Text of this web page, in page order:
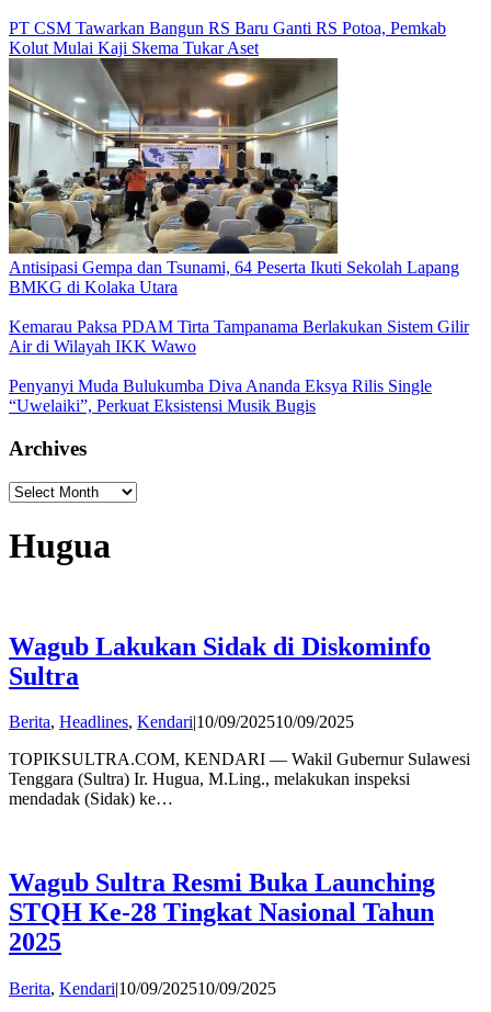
PT CSM Tawarkan Bangun RS Baru Ganti RS Potoa, Pemkab
Kolut Mulai Kaji Skema Tukar Aset
Antisipasi Gempa dan Tsunami, 64 Peserta Ikuti Sekolah Lapang
BMKG di Kolaka Utara
Kemarau Paksa PDAM Tirta Tampanama Berlakukan Sistem Gilir
Air di Wilayah IKK Wawo
Penyanyi Muda Bulukumba Diva Ananda Eksya Rilis Single
“Uwelaiki”, Perkuat Eksistensi Musik Bugis
Archives
Archives
Hugua
Wagub Lakukan Sidak di Diskominfo
Sultra
Berita, Headlines, Kendari 10/09/202510/09/2025by
TOPIKSULTRA.COM, KENDARI — Wakil Gubernur Sulawesi
Tenggara (Sultra) Ir. Hugua, M.Ling., melakukan inspeksi
mendadak (Sidak) ke…
Wagub Sultra Resmi Buka Launching
STQH Ke-28 Tingkat Nasional Tahun
2025
Berita, Kendari|10/09/202510/09/2025by